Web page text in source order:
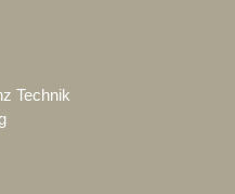
Technik